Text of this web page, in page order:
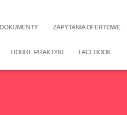
DOKUMENTY ZAPYTANIA OFERTOWE
DOBRE PRAKTYKI FACEBOOK